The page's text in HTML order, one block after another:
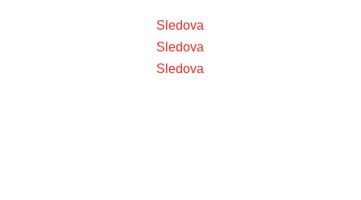
Sledova
Sledova
Sledova